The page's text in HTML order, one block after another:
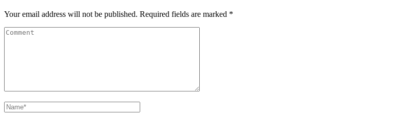
Your email address will not be published. Required fields are marked *
Comment
Name*